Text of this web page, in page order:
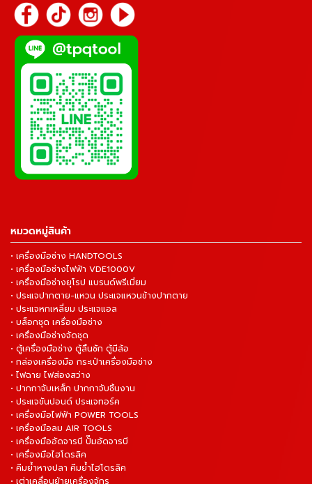
หมวดหมู่สินค้า
• เครื่องมือช่าง HANDTOOLS
• เครื่องมือช่างไฟฟ้า VDE1000V
• เครื่องมือช่างยุโรป แบรนด์พรีเมี่ยม
• ประแจปากตาย-แหวน ประแจแหวนข้างปากตาย
• ประแจหกเหลี่ยม ประแจแอล
• บล็อกชุด เครื่องมือช่าง
• เครื่องมือช่างจัดชุด
• ตู้เครื่องมือช่าง ตู้ลิ้นชัก ตู้มีล้อ
• กล่องเครื่องมือ กระเป๋าเครื่องมือช่าง
• ไฟฉาย ไฟส่องสว่าง
• ปากกาจับเหล็ก ปากกาจับชิ้นงาน
• ประแจขันปอนด์ ประแจทอร์ค
• เครื่องมือไฟฟ้า POWER TOOLS
• เครื่องมือลม AIR TOOLS
• เครื่องมืออัดจารบี ปั๊มอัดจารบี
• เครื่องมือไฮโดรลิค
• คีมย้ำหางปลา คีมย้ำไฮโดรลิค